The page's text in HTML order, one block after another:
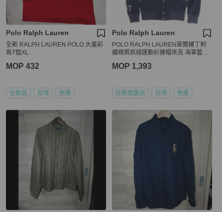
Polo Ralph Lauren
全新 RALPH LAUREN POLO 大童彩
馬T恤XL
MOP 432
全新品 台灣 免運
Polo Ralph Lauren
POLO RALPH LAUREN萊爾補丁刺
繡棉質抓絨運動衫連帽夾克 海軍藍 X
MOP 1,393
近新閒置品 台灣 免運